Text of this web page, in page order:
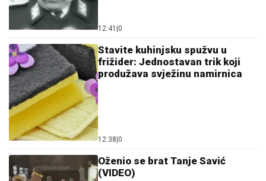
12:41 |0
Stavite kuhinjsku spužvu u
frižider: Jednostavan trik koji
produžava svježinu namirnica
12:38|0
Oženio se brat Tanje Savić
(VIDEO)